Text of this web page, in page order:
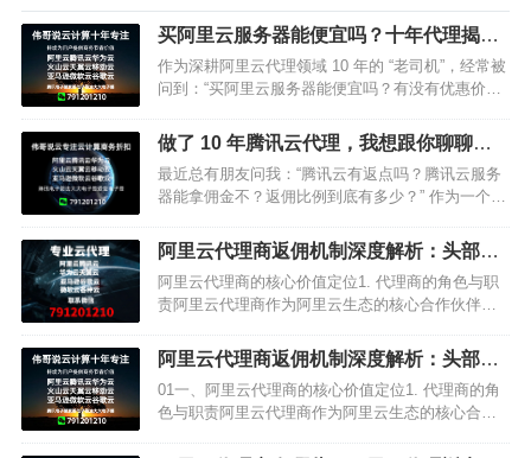
买阿里云服务器能便宜吗？十年代理揭秘
3 大省钱攻略！
作为深耕阿里云代理领域 10 年的 “老司机”，经常被
问到：“买阿里云服务器能便宜吗？有没有优惠价
宜，选对渠道还能省一大笔！ 这篇文章带你解锁阿
里云服务…
做了 10 年腾讯云代理，我想跟你聊聊返
佣那些事儿​
最近总有朋友问我：“腾讯云有返点吗？腾讯云服务
器能拿佣金不？返佣比例到底有多少？” 作为一个在
来跟大家好好…
阿里云代理商返佣机制深度解析：头部代
理优势与企业合作策略
阿里云代理商的核心价值定位1. 代理商的角色与职
责阿里云代理商作为阿里云生态的核心合作伙伴，
里云全系列云产品，包括云服务器ECS、云数据库
RDS、对象存…
阿里云代理商返佣机制深度解析：头部代
理优势与企业合作策略
01一、阿里云代理商的核心价值定位1. 代理商的角
色与职责阿里云代理商作为阿里云生态的核心合作